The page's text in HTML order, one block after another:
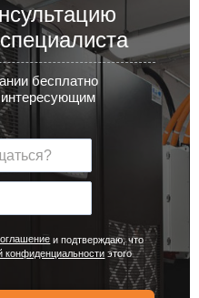
бесплатно
интересующим
и подтверждаю, что
конфиденциальности этого